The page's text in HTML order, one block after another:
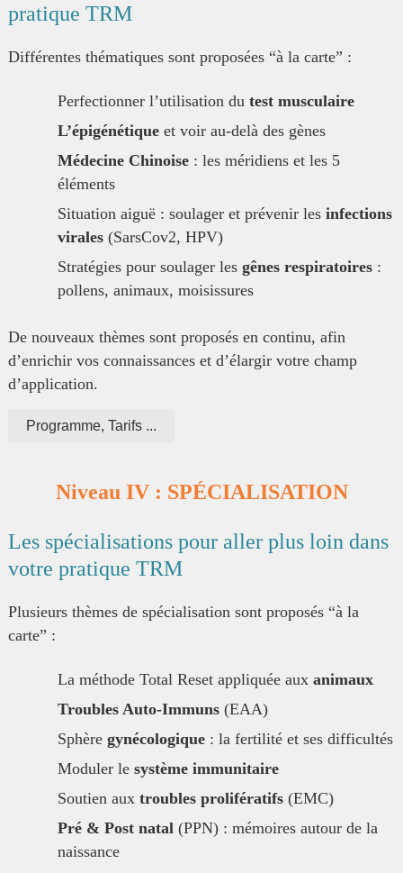
pratique TRM
Différentes thématiques sont proposées “à la carte” :
Perfectionner l’utilisation du test musculaire
L’épigénétique et voir au-delà des gènes
Médecine Chinoise: les méridiens et les 5
éléments
Situation aiguë : soulager et prévenir les infections
virales (SarsCov2, HPV)
Stratégies pour soulager les gênes respiratoires:
pollens, animaux, moisissures
De nouveaux thèmes sont proposés en continu, afin
d’enrichir vos connaissances et d’élargir votre champ
d’application.
Programme, Tarifs ...
Niveau IV : SPÉCIALISATION
Les spécialisations pour aller plus loin dans
votre pratique TRM
Plusieurs thèmes de spécialisation sont proposés “à la
carte” :
La méthode Total Reset appliquée aux animaux
Troubles Auto-Immuns (EAA)
Sphère gynécologique: la fertilité et ses difficultés
Moduler le système immunitaire
Soutien aux troubles prolifératifs(EMC)
Pré & Post natal(PPN) : mémoires autour de la
naissance